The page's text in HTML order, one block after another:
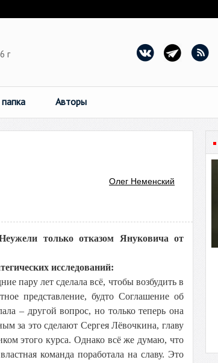
г
Авторы
Олег Неменский
только отказом Януковича от
исследований:
пару лет сделала всё, чтобы возбудить в
представление, будто Соглашение об
– другой вопрос, но только теперь она
за это сделают Сергея Лёвочкина, главу
этого курса. Однако всё же думаю, что
команда поработала на славу. Это